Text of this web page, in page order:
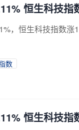
恒生科技指
，恒生科技指数
数
恒生科技指